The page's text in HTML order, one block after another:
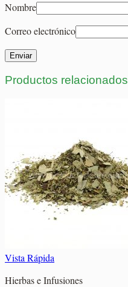
Nombre
Correo electrónico
Productos relacionados
Vista Rápida
Hierbas e Infusiones